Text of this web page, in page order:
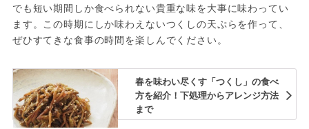
でも短い期間しか食べられない貴重な味を大事に味わってい
ます。この時期にしか味わえないつくしの天ぷらを作って、
ぜひすてきな食事の時間を楽しんでください。
春を味わい尽くす「つくし」の食べ
方を紹介！下処理からアレンジ方法
まで